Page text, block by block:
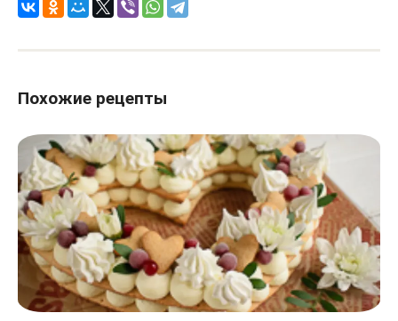
Похожие рецепты